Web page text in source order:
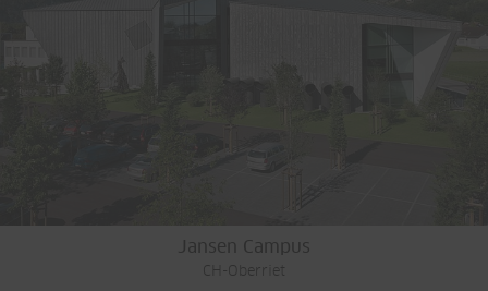
Jansen Campus
CH-Oberriet